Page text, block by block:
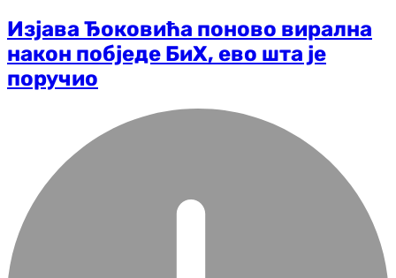
Изјава Ђоковића поново вирална
након побједе БиХ, ево шта је
поручио